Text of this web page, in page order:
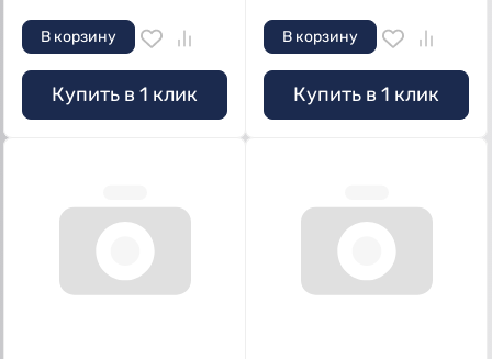
В корзину
Купить в 1 клик
В корзину
Купить в 1 клик